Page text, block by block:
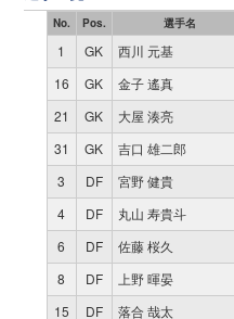
No. Pos. 選手名
1 GK 西川 元基
16
GK 金子 遙真
21
GK 大屋 湊亮
31
GK 吉口 雄二郎
3
DF 宮野 健貴
4
DF 丸山 寿貴斗
6
DF 佐藤 桜久
8
DF 上野 暉晏
15
DF 落合 哉太